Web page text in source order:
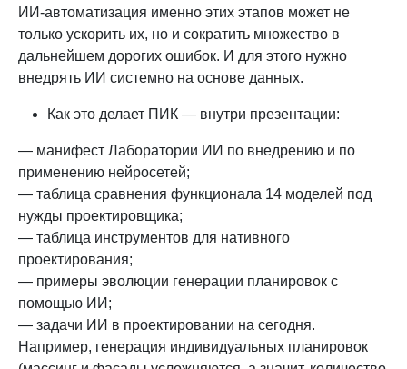
ИИ-автоматизация именно этих этапов может не
только ускорить их, но и сократить множество в
дальнейшем дорогих ошибок. И для этого нужно
внедрять ИИ системно на основе данных.
Как это делает ПИК — внутри презентации:
— манифест Лаборатории ИИ по внедрению и по
применению нейросетей;
— таблица сравнения функционала 14 моделей под
нужды проектировщика;
— таблица инструментов для нативного
проектирования;
— примеры эволюции генерации планировок с
помощью ИИ;
— задачи ИИ в проектировании на сегодня.
Например, генерация индивидуальных планировок